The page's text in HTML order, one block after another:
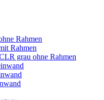
Rahmen
Rahmen
grau ohne Rahmen